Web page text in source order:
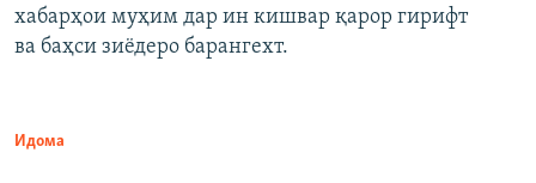
720p 1080p
хабарҳои муҳим дар ин кишвар қарор гирифт
ва баҳси зиёдеро барангехт.
Идома